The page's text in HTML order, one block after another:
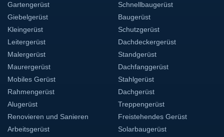
Gartengerüst
Giebelgerüst
Kleingerüst
Leitergerüst
Malergerüst
Maurergerüst
Mobiles Gerüst
Rahmengerüst
Alugerüst
Renovieren und Sanieren
Arbeitsgerüst
Schnellbaugerüst
Baugerüst
Schutzgerüst
Dachdeckergerüst
Standgerüst
Dachfanggerüst
Stahlgerüst
Dachgerüst
Treppengerüst
Freistehendes Gerüst
Solarbaugerüst